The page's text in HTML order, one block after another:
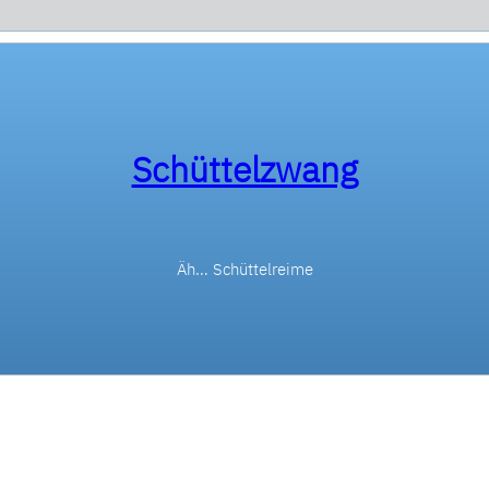
Schüttelzwang
Äh… Schüttelreime